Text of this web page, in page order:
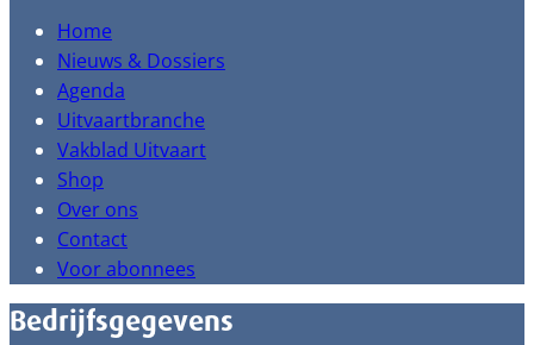
Home
Nieuws & Dossiers
Agenda
Uitvaartbranche
Vakblad Uitvaart
Shop
Over ons
Contact
Voor abonnees
Bedrijfsgegevens